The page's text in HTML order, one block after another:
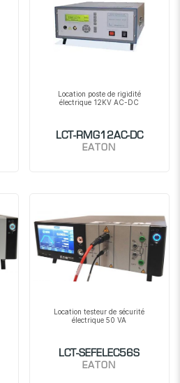
Location poste de rigidité
électrique 12KV AC-DC
LCT-RMG12AC-DC
EATON
Location testeur de sécurité
électrique 50 VA
LCT-SEFELEC56S
EATON